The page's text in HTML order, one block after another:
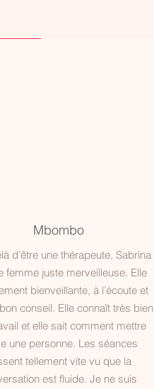
Mbombo
d’être une thérapeute, Sabrina
femme juste merveilleuse. Elle
bienveillante, à l’écoute et
conseil. Elle connaît très bien
et elle sait comment mettre
une personne. Les séances
tellement vite vu que la
est fluide. Je ne suis